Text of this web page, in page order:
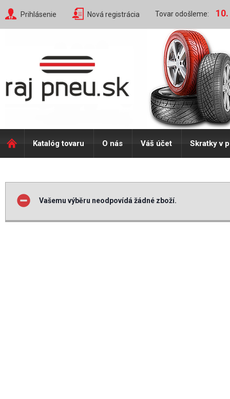
Prihlásenie Nová registrácia Tovar odošleme:
Katalóg tovaru O nás Váš účet Skratky v
Vašemu výběru neodpovídá žádné zboží.